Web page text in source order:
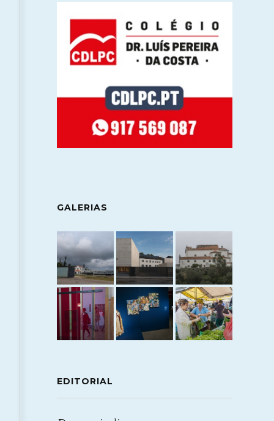
GALERIAS
EDITORIAL